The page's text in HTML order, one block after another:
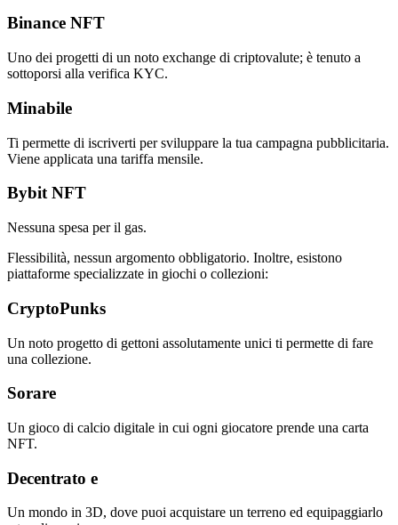
Binance NFT
Uno dei progetti di un noto exchange di criptovalute; è tenuto a
sottoporsi alla verifica KYC.
Minabile
Ti permette di iscriverti per sviluppare la tua campagna pubblicitaria.
Viene applicata una tariffa mensile.
Bybit NFT
Nessuna spesa per il gas.
Flessibilità, nessun argomento obbligatorio. Inoltre, esistono
piattaforme specializzate in giochi o collezioni:
CryptoPunks
Un noto progetto di gettoni assolutamente unici ti permette di fare
una collezione.
Sorare
Un gioco di calcio digitale in cui ogni giocatore prende una carta
NFT.
Decentrato e
Un mondo in 3D, dove puoi acquistare un terreno ed equipaggiarlo